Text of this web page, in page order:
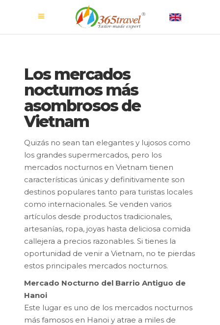
Los mercados
nocturnos más
asombrosos de
Vietnam
Quizás no sean tan elegantes y lujosos como
los grandes supermercados, pero los
mercados nocturnos en Vietnam tienen
características únicas y definitivamente son
destinos populares tanto para turistas locales
como internacionales. Se venden varios
artículos desde productos tradicionales,
artesanías, ropa, joyas hasta deliciosa comida
callejera a precios razonables. Si tienes la
oportunidad de venir a Vietnam, no te pierdas
estos principales mercados nocturnos.
Mercado Nocturno del Barrio Antiguo de
Hanoi
Este lugar es uno de los mercados nocturnos
más famosos en Hanoi y atrae a miles de